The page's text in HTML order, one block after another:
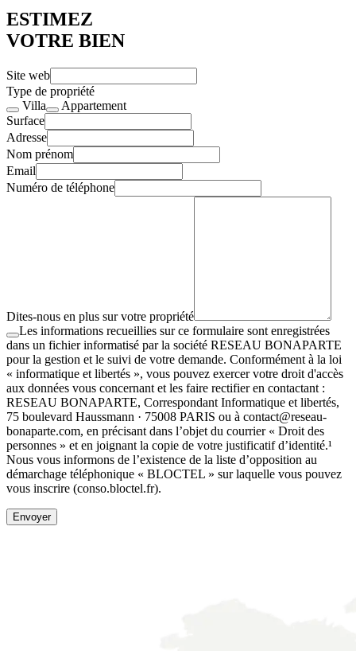
ESTIMEZ
VOTRE BIEN
Site web
Type de propriété
Villa
Appartement
Surface
Adresse
Nom prénom
Email
Numéro de téléphone
Dites-nous en plus sur votre propriété
Les informations recueillies sur ce formulaire sont enregistrées
dans un fichier informatisé par la société RESEAU BONAPARTE
pour la gestion et le suivi de votre demande. Conformément à la loi
« informatique et libertés », vous pouvez exercer votre droit d'accès
aux données vous concernant et les faire rectifier en contactant :
RESEAU BONAPARTE, Correspondant Informatique et libertés,
75 boulevard Haussmann · 75008 PARIS ou à contact@reseau-
bonaparte.com, en précisant dans l’objet du courrier « Droit des
personnes » et en joignant la copie de votre justificatif d’identité.¹
Nous vous informons de l’existence de la liste d’opposition au
démarchage téléphonique « BLOCTEL » sur laquelle vous pouvez
vous inscrire (conso.bloctel.fr).
Envoyer